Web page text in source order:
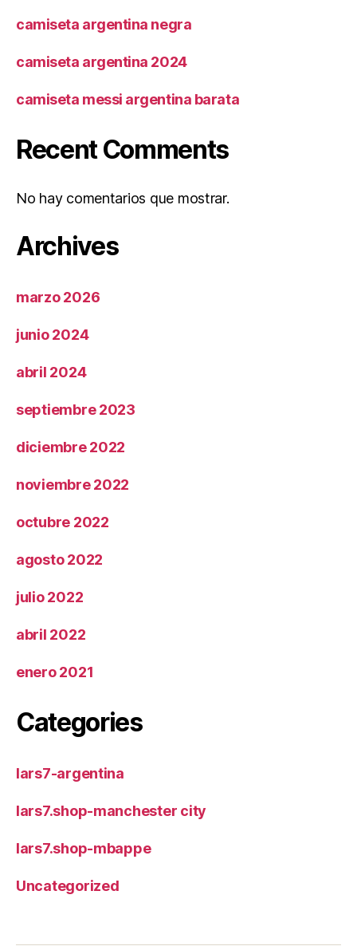
camiseta argentina negra
camiseta argentina 2024
camiseta messi argentina barata
Recent Comments
No hay comentarios que mostrar.
Archives
marzo 2026
junio 2024
abril 2024
septiembre 2023
diciembre 2022
noviembre 2022
octubre 2022
agosto 2022
julio 2022
abril 2022
enero 2021
Categories
lars7-argentina
lars7.shop-manchester city
lars7.shop-mbappe
Uncategorized